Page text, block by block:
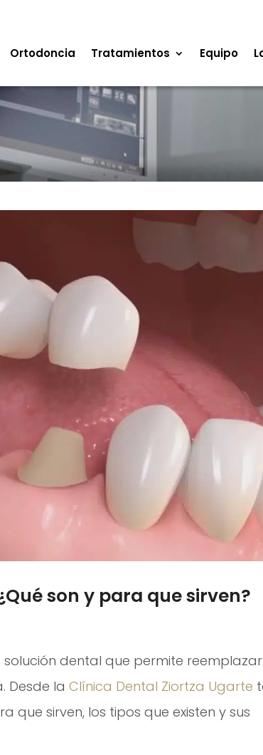
Ortodoncia Tratamientos Equipo
son y para que sirven?
dental que permite reemplazar
Desde la Clínica Dental Ziortza Ugarte
que sirven, los tipos que existen y sus